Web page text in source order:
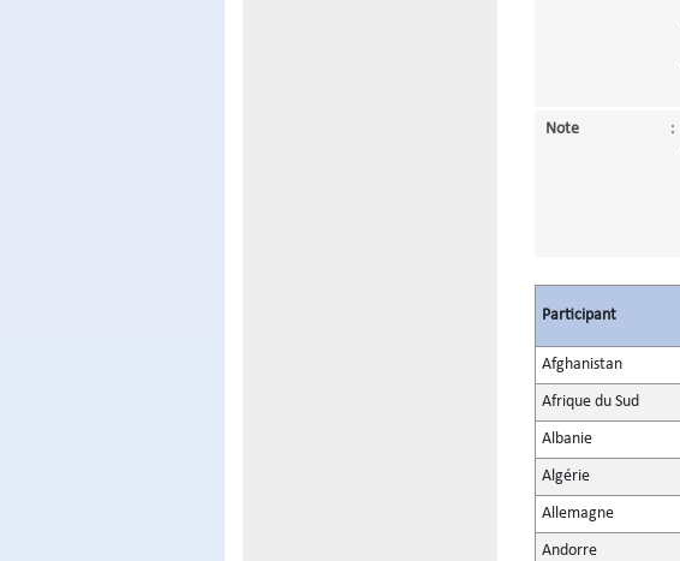
Note :
Participant
Afghanistan
Afrique du Sud
Albanie
Algérie
Allemagne
Andorre